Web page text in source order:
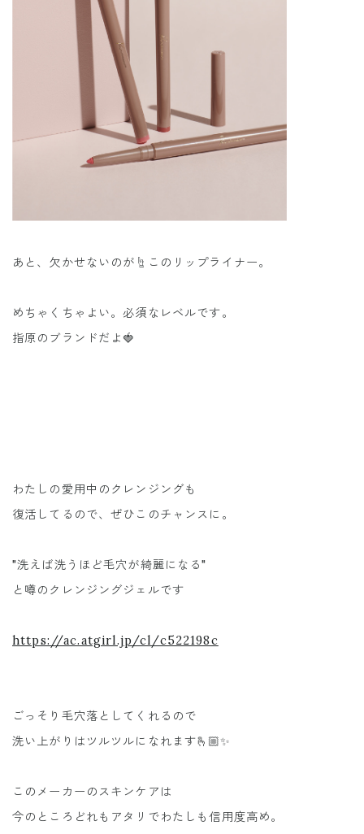
あと、欠かせないのが☝️このリップライナー。
めちゃくちゃよい。必須なレベルです。
指原のブランドだよ🍓
わたしの愛用中のクレンジングも
復活してるので、ぜひこのチャンスに。
"洗えば洗うほど毛穴が綺麗になる"
と噂のクレンジングジェルです
https://ac.atgirl.jp/cl/c522198c
ごっそり毛穴落としてくれるので
洗い上がりはツルツルになれます🫰🏼✨
このメーカーのスキンケアは
今のところどれもアタリでわたしも信用度高め。